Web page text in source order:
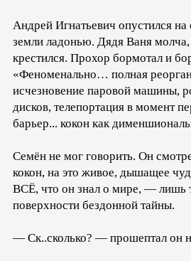
Андрей Игнатьевич опустился на
земли ладонью. Дядя Ваня
крестился. Прохор бормотал и
«Феноменально… полная
исчезновение паровой машины,
дисков, телепортация в момент
барьер... кокон как
Семён не мог говорить. Он
кокон, на это живое, дышащее
ВСЁ, что он знал о мире, — лишь
поверхности бездонной тайны.
— Ск..сколько? — прошептал он